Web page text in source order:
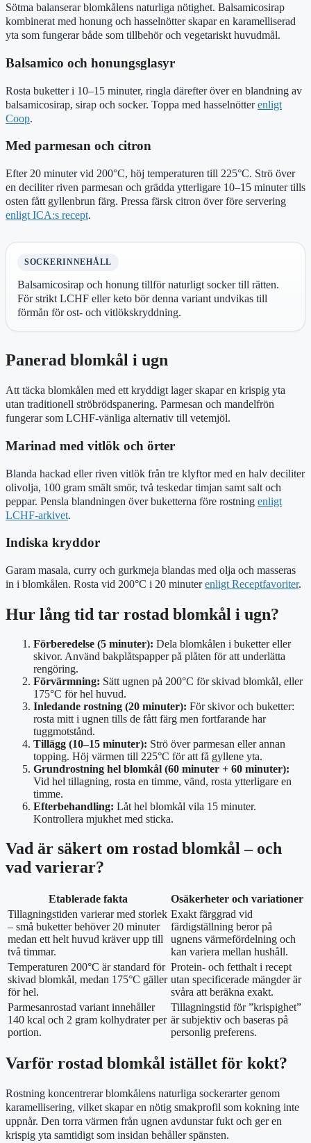
Sötma balanserar blomkålens naturliga nötighet. Balsamicosirap
kombinerat med honung och hasselnötter skapar en karamelliserad
yta som fungerar både som tillbehör och vegetariskt huvudmål.
Balsamico och honungsglasyr
Rosta buketter i 10–15 minuter, ringla därefter över en blandning av
balsamicosirap, sirap och socker. Toppa med hasselnötterenligt
Coop.
Med parmesan och citron
Efter 20 minuter vid 200°C, höj temperaturen till 225°C. Strö över
en deciliter riven parmesan och grädda ytterligare 10–15 minuter tills
osten fått gyllenbrun färg. Pressa färsk citron över före servering
enligt ICA:s recept.
SOCKERINNEHÅLL
Balsamicosirap och honung tillför naturligt socker till rätten.
För strikt LCHF eller keto bör denna variant undvikas till
förmån för ost- och vitlökskryddning.
Panerad blomkål i ugn
Att täcka blomkålen med ett kryddigt lager skapar en krispig yta
utan traditionell ströbrödspanering. Parmesan och mandelfrön
fungerar som LCHF-vänliga alternativ till vetemjöl.
Marinad med vitlök och örter
Blanda hackad eller riven vitlök från tre klyftor med en halv deciliter
olivolja, 100 gram smält smör, två teskedar timjan samt salt och
peppar. Pensla blandningen över buketterna före rostning enligt
LCHF-arkivet.
Indiska kryddor
Garam masala, curry och gurkmeja blandas med olja och masseras
in i blomkålen. Rosta vid 200°C i 20 minuterenligt Receptfavoriter.
Hur lång tid tar rostad blomkål i ugn?
Förberedelse (5 minuter): Dela blomkålen i buketter eller
skivor. Använd bakplåtspapper på plåten för att underlätta
rengöring.
Förvärmning: Sätt ugnen på 200°C för skivad blomkål, eller
175°C för hel huvud.
Inledande rostning (20 minuter): För skivor och buketter:
rosta mitt i ugnen tills de fått färg men fortfarande har
tuggmotstånd.
Tillägg (10–15 minuter): Strö över parmesan eller annan
topping. Höj värmen till 225°C för att få gyllene yta.
Grundrostning hel blomkål (60 minuter + 60 minuter):
Vid hel tillagning, rosta en timme, vänd, rosta ytterligare en
timme.
Efterbehandling: Låt hel blomkål vila 15 minuter.
Kontrollera mjukhet med sticka.
Vad är säkert om rostad blomkål – och
vad varierar?
Etablerade fakta
Osäkerheter och variationer
Tillagningstiden varierar med storlek
– små buketter behöver 20 minuter
medan ett helt huvud kräver upp till
två timmar.
Exakt färggrad vid
färdigställning beror på
ugnens värmefördelning och
kan variera mellan hushåll.
Temperaturen 200°C är standard för
skivad blomkål, medan 175°C gäller
för hel.
Protein- och fetthalt i recept
utan specificerade mängder är
svåra att beräkna exakt.
Parmesanrostad variant innehåller
140 kcal och 2 gram kolhydrater per
portion.
Tillagningstid för ”krispighet”
är subjektiv och baseras på
personlig preferens.
Varför rostad blomkål istället för kokt?
Rostning koncentrerar blomkålens naturliga sockerarter genom
karamellisering, vilket skapar en nötig smakprofil som kokning inte
uppnår. Den torra värmen från ugnen avdunstar fukt och ger en
krispig yta samtidigt som insidan behåller spänsten.